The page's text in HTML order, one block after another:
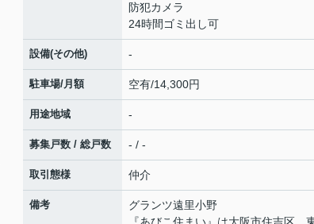
防犯カメラ
24時間ゴミ出し可
設備(その他) -
駐車場/月額 空有/14,300円
用途地域 -
募集戸数 / 総戸数 - / -
取引態様 仲介
備考
グランツ遠里小野